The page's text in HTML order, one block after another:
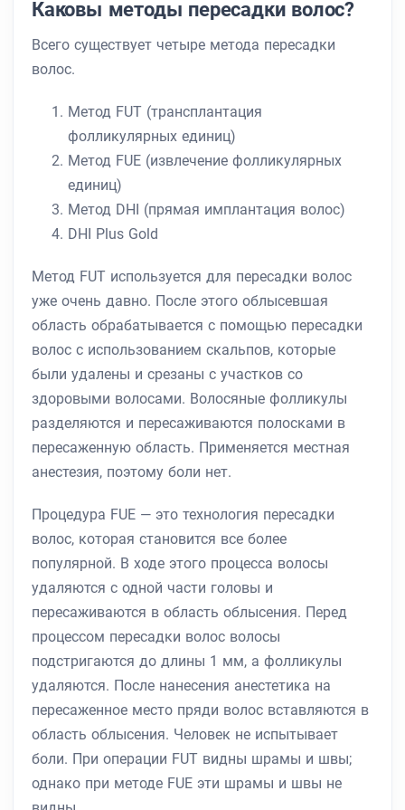
Каковы методы пересадки волос?
Всего существует четыре метода пересадки
волос.
Метод FUT (трансплантация
фолликулярных единиц)
Метод FUE (извлечение фолликулярных
единиц)
Метод DHI (прямая имплантация волос)
DHI Plus Gold
Метод FUT используется для пересадки волос
уже очень давно. После этого облысевшая
область обрабатывается с помощью пересадки
волос с использованием скальпов, которые
были удалены и срезаны с участков со
здоровыми волосами. Волосяные фолликулы
разделяются и пересаживаются полосками в
пересаженную область. Применяется местная
анестезия, поэтому боли нет.
Процедура FUE — это технология пересадки
волос, которая становится все более
популярной. В ходе этого процесса волосы
удаляются с одной части головы и
пересаживаются в область облысения. Перед
процессом пересадки волос волосы
подстригаются до длины 1 мм, а фолликулы
удаляются. После нанесения анестетика на
пересаженное место пряди волос вставляются в
область облысения. Человек не испытывает
боли. При операции FUT видны шрамы и швы;
однако при методе FUE эти шрамы и швы не